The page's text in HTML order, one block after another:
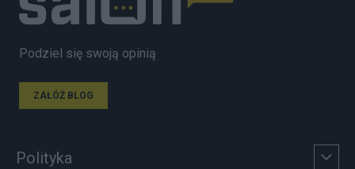
Podziel się swoją opinią
ZAŁÓŻ BLOG
Polityka